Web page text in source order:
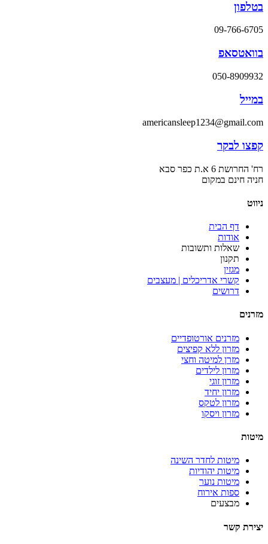
בטלפון
09-766-6705
בוואטסאפ
050-8909932
במייל
americansleep1234@gmail.com
קפצו לבקר
רח' החרושת 6 א.ת כפר סבא
חניה חינם במקום
ניווט
דף הבית
אודות
שאלות ותשובות
תקנון
מגזין
קשרי אדריכלים | מעצבים
דרושים
מזרנים
מזרנים אורטופדיים
מזרון ללא קפיצים
מזרן למיטה וחצי
מזרון לילדים
מזרון זוגי
מזרון יחיד
מזרון לטקס
מזרון ויסקו
מיטות
מיטות לחדר השינה
מיטות יהודיות
מיטות נוער
ספות אירוח
מבצעים
יצירת קשר